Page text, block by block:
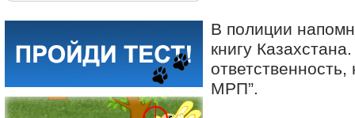
В полиции
книгу
МРП”.